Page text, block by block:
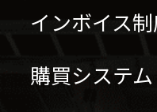
インボイス
購買システ